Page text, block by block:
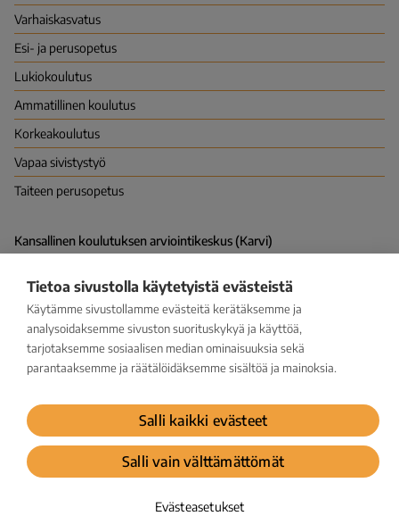
Varhais­kasvatus
Esi- ja perusopetus
Lukio­koulutus
Ammatillinen koulutus
Korkea­koulutus
Vapaa sivistys­työ
Taiteen perusopetus
Kansallinen koulutuksen arviointikeskus (Karvi)
Vapaudenkatu 58, 40100 JYVÄSKYLÄ
kirjaamo@karvi.fi
029 533 1600
Facebook
LinkedIn
Instagram
Bluesky
YouTube
Tietosuoja
Ilmoituskanava väärinkäytösepäilylle
Tietoa sivustolla käytetyistä evästeistä
Käytämme sivustollamme evästeitä kerätäksemme ja
analysoidaksemme sivuston suorituskykyä ja käyttöä,
tarjotaksemme sosiaalisen median ominaisuuksia sekä
parantaaksemme ja räätälöidäksemme sisältöä ja mainoksia.
Salli kaikki evästeet
Salli vain välttämättömät
Evästeasetukset